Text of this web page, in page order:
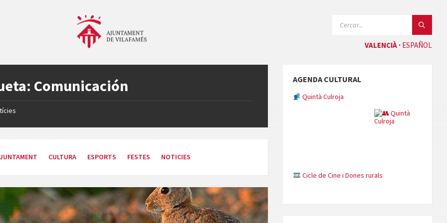
VALENCIÀ ESPAÑOL
Comunicación
CULTURA ESPORTS FESTES NOTICIES
AGENDA CULTURAL
Quintà Culroja
Cicle de Cine i Dones rurals